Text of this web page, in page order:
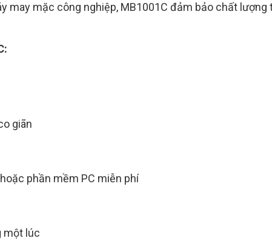
may mặc công nghiệp, MB1001C đảm bảo chất
giãn
phần mềm PC miễn phí
một lúc